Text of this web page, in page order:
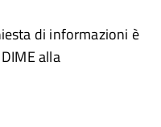
di informazioni è
alla